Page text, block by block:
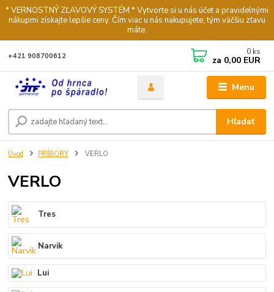
* VERNOSTNÝ ZĽAVOVÝ SYSTÉM * Vytvorte si u nás účet a pravidelnými
nákupmi získajte lepšie ceny. Čím viac u nás nakupujete, tým väčšiu zľavu
máte.
Menu
Hľadať
+421 908700612 0 ks
za 0,00 EUR
Úvod PRÍBORY VERLO
VERLO
Tres
Narvik
Lui